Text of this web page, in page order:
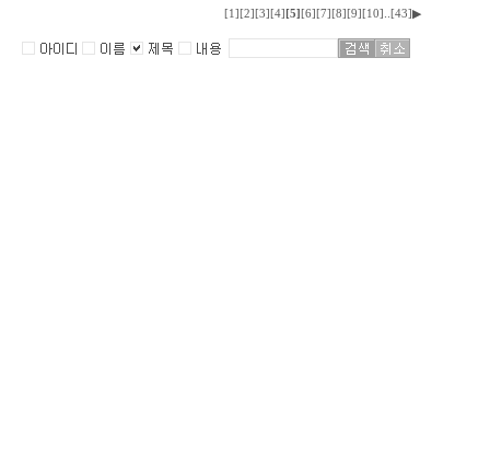
[1] [2] [3] [4] [5] [6] [7] [8] [9] [10] ..[43]▶